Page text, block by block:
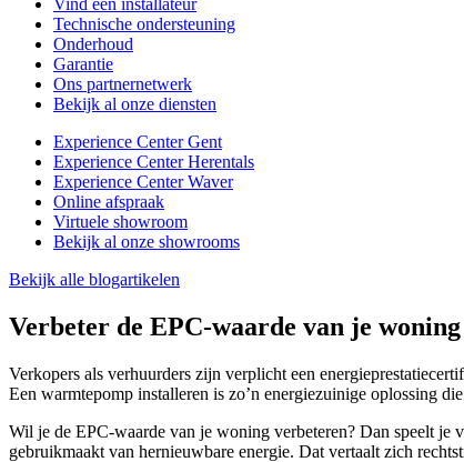
Vind een installateur
Technische ondersteuning
Onderhoud
Garantie
Ons partnernetwerk
Bekijk al onze diensten
Experience Center Gent
Experience Center Herentals
Experience Center Waver
Online afspraak
Virtuele showroom
Bekijk al onze showrooms
Bekijk alle blogartikelen
Verbeter de EPC-waarde van je
Verkopers als verhuurders zijn verplicht een
Een warmtepomp installeren is zo’n energiezuinige oplossing
Wil je de EPC-waarde van je woning verbeteren? Dan speelt je
gebruikmaakt van hernieuwbare energie. Dat vertaalt zich